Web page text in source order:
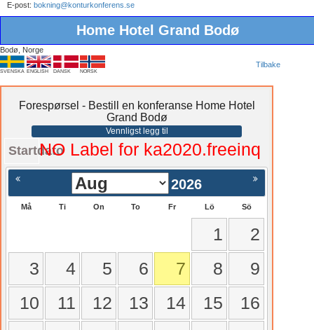
E-post: bokning@konturkonferens.se
Home Hotel Grand Bodø
Bodø, Norge
SVENSKA ENGLISH DANSK NORSK
Tilbake
Forespørsel - Bestill en konferanse Home Hotel
Grand Bodø
Vennligst legg til
StartdatoNO Label for ka2020.freeinq
2026
Må Ti On To Fr Lö Sö
1
2
3
4 5 6 7 8
9
10
11 12 13 14 15
16